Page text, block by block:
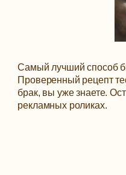
Самый лучший способ
Проверенный рецепт
брак, вы уже знаете.
рекламных роликах.